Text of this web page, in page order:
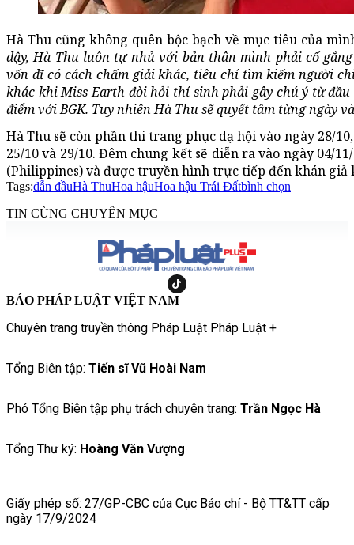
Hà Thu cũng không quên bộc bạch về mục tiêu của
dậy, Hà Thu luôn tự nhủ với bản thân mình phải cố
vốn dĩ có cách chấm giải khác, tiêu chí tìm kiếm người
khác khi Miss Earth đòi hỏi thí sinh phải gây chú ý từ
điểm với BGK. Tuy nhiên Hà Thu sẽ quyết tâm từng ngày
Hà Thu sẽ còn phần thi trang phục dạ hội vào ngày 28/
25/10 và 29/10. Đêm chung kết sẽ diễn ra vào ngày 04/
(Philippines) và được truyền hình trực tiếp đến khán giả
Tags:dẫn đầuHà ThuHoa hậuHoa hậu Trái Đấtbình chọn
TIN CÙNG CHUYÊN MỤC
BÁO PHÁP LUẬT VIỆT NAM
Chuyên trang truyền thông Pháp Luật Pháp Luật +
Tổng Biên tập: Tiến sĩ Vũ Hoài Nam
Phó Tổng Biên tập phụ trách chuyên trang: Trần Ngọc Hà
Tổng Thư ký: Hoàng Văn Vượng
Giấy phép số: 27/GP-CBC của Cục Báo chí - Bộ TT&TT cấp
ngày 17/9/2024